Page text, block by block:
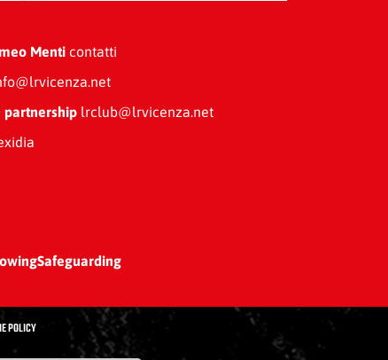
Menticontatti
partnershiplrclub@lrvicenza.net
Safeguarding
POLICY